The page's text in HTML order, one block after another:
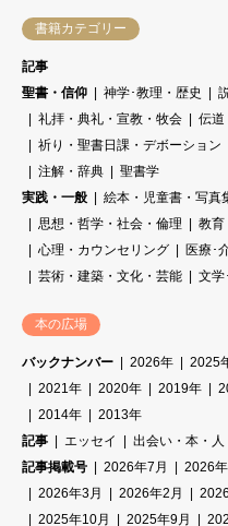
書籍カテゴリー
記事
聖書・信仰
神学･教理・歴史
礼拝・典礼・宣教・牧会
伝道
祈り・聖書日課・デボーション
注解・辞典
聖書学
実践・一般
絵本・児童書・写真
思想・哲学・社会・倫理
教育
心理・カウンセリング
医療･
芸術・建築・文化・芸能
文学
本の広場
バックナンバー 2026年 2025
2021年
2020年 2019年
2014年
2013年
記事
エッセイ 出会い・本・人
記事掲載号
2026年7月 2026
2026年3月
2026年2月
2025年10月
2025年9月